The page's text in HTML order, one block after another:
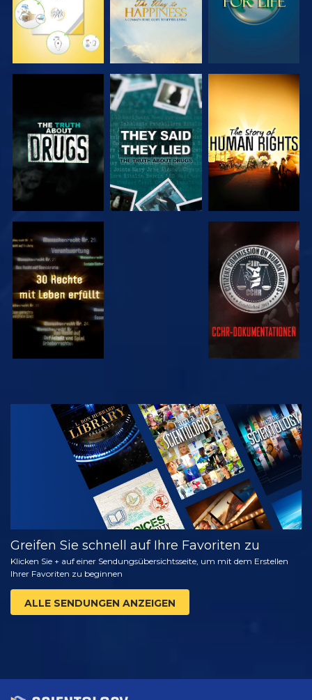
ANSEHEN ANSEHEN
ANSEHEN ANSEHEN
ANSEHEN
SERIE
ENTDECKEN
Greifen Sie schnell auf Ihre Favoriten zu
Klicken Sie + auf einer Sendungsübersichtsseite, um mit dem Erstellen
Ihrer Favoriten zu beginnen
ALLE SENDUNGEN ANZEIGEN